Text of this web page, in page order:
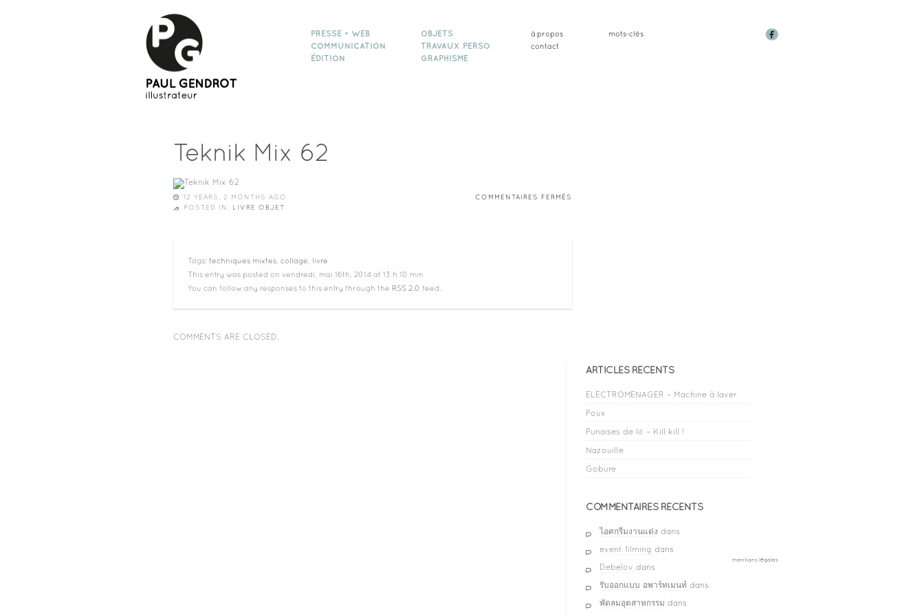
PRESSE • WEB
COMMUNICATION
ÉDITION
OBJETS
TRAVAUX PERSO
GRAPHISME
à propos
contact
mots-clés
Teknik Mix 62
12 YEARS, 2 MONTHS AGO COMMENTAIRES FERMÉS
POSTED IN: LIVRE OBJET
Tags: techniques mixtes collage
livre
This entry was posted on vendredi, mai 16th, 2014 at 13 h 10 min
You can follow any responses to this entry through the RSS 2.0 feed.
COMMENTS ARE CLOSED.
ARTICLES RÉCENTS
ELECTROMENAGER – Machine à laver
Poux
Punaises de lit – Kill kill !
Nazouille
Gobure
COMMENTAIRES RÉCENTS
ไอศกรีมงานแต่ง dans
event filming dans
Debelov dans
รับออกแบบ อพาร์ทเมนท์ dans
พัดลมอุตสาหกรรม dans
mentions légales